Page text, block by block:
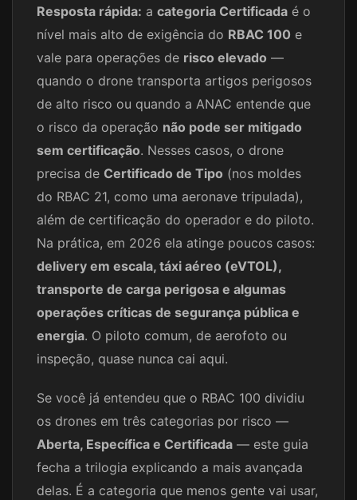
Resposta rápida: a categoria Certificada é o
nível mais alto de exigência do RBAC 100 e
vale para operações de risco elevado —
quando o drone transporta artigos perigosos
de alto risco ou quando a ANAC entende que
o risco da operação não pode ser mitigado
sem certificação. Nesses casos, o drone
precisa de Certificado de Tipo (nos moldes
do RBAC 21, como uma aeronave tripulada),
além de certificação do operador e do piloto.
Na prática, em 2026 ela atinge poucos casos:
delivery em escala, táxi aéreo (eVTOL),
transporte de carga perigosa e algumas
operações críticas de segurança pública e
energia. O piloto comum, de aerofoto ou
inspeção, quase nunca cai aqui.
Se você já entendeu que o RBAC 100 dividiu
os drones em três categorias por risco —
Aberta, Específica e Certificada — este guia
fecha a trilogia explicando a mais avançada
delas. É a categoria que menos gente vai usar,